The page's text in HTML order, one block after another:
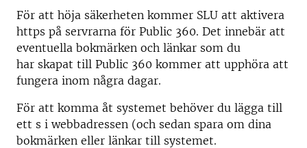
För att höja säkerheten kommer SLU att aktivera
https på servrarna för Public 360. Det innebär att
eventuella bokmärken och länkar som du
har skapat till Public 360 kommer att upphöra att
fungera inom några dagar.
För att komma åt systemet behöver du lägga till
ett s i webbadressen (och sedan spara om dina
bokmärken eller länkar till systemet.